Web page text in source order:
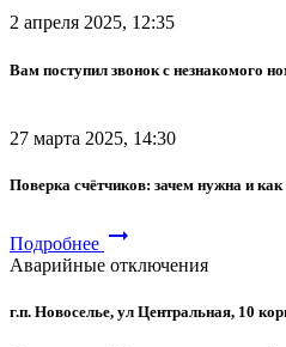
2 апреля 2025, 12:35
Вам поступил звонок с незнакомого
27 марта 2025, 14:30
Поверка счётчиков: зачем нужна и как
Подробнее arrow_right_alt
Аварийные отключения
г.п. Новоселье, ул Центральная, 10